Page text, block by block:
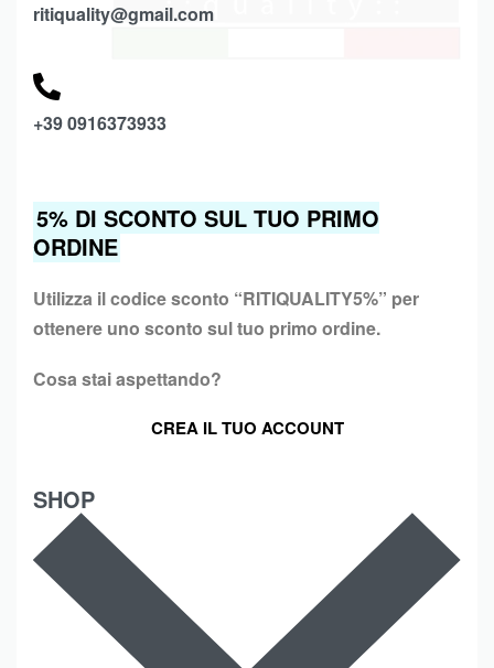
ritiquality@gmail.com
+39 0916373933
SHOP
5% DI SCONTO SUL TUO PRIMO
ORDINE
Utilizza il codice sconto “RITIQUALITY5%” per
ottenere uno sconto sul tuo primo ordine.
Cosa stai aspettando?
CREA IL TUO ACCOUNT